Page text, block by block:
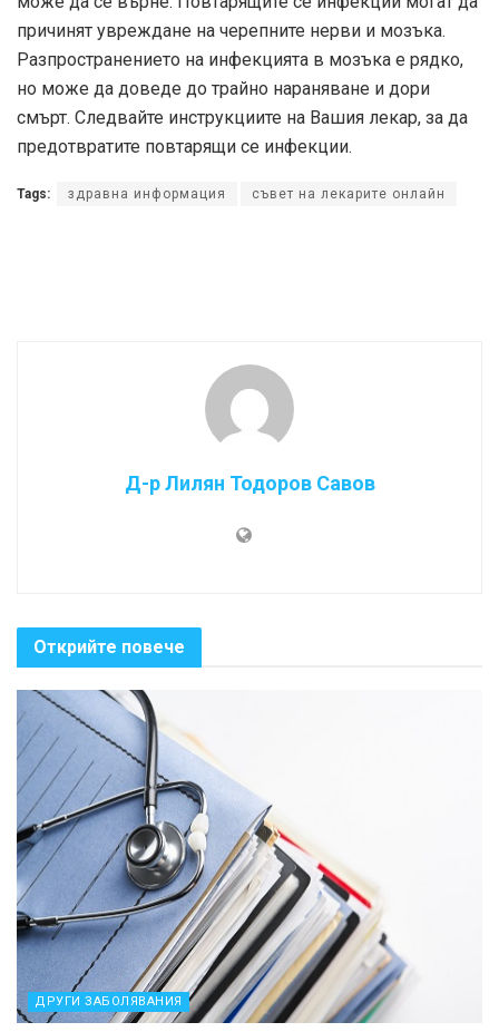
причинят увреждане на черепните нерви и мозъка.
Разпространението на инфекцията в мозъка е рядко,
но може да доведе до трайно нараняване и дори
смърт. Следвайте инструкциите на Вашия лекар, за да
предотвратите повтарящи се инфекции.
Tags: здравна информация съвет на лекарите онлайн
Д-р Лилян Тодоров Савов
Открийте повече
ДРУГИ ЗАБОЛЯВАНИЯ